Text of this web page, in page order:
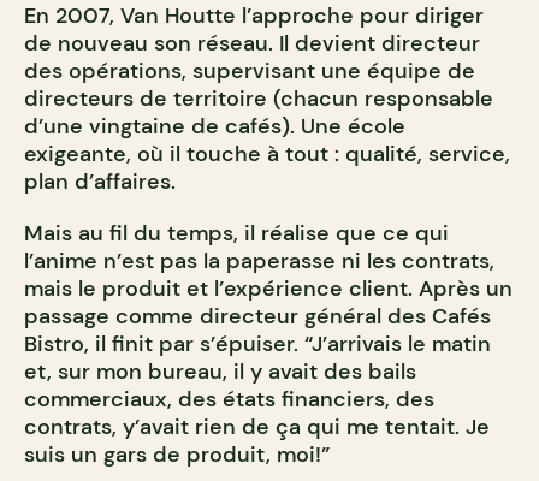
En 2007, Van Houtte l’approche pour diriger
de nouveau son réseau. Il devient directeur
des opérations, supervisant une équipe de
directeurs de territoire (chacun responsable
d’une vingtaine de cafés). Une école
exigeante, où il touche à tout : qualité, service,
plan d’affaires.
Mais au fil du temps, il réalise que ce qui
l’anime n’est pas la paperasse ni les contrats,
mais le produit et l’expérience client. Après un
passage comme directeur général des Cafés
Bistro, il finit par s’épuiser. “J’arrivais le matin
et, sur mon bureau, il y avait des bails
commerciaux, des états financiers, des
contrats, y’avait rien de ça qui me tentait. Je
suis un gars de produit, moi!”